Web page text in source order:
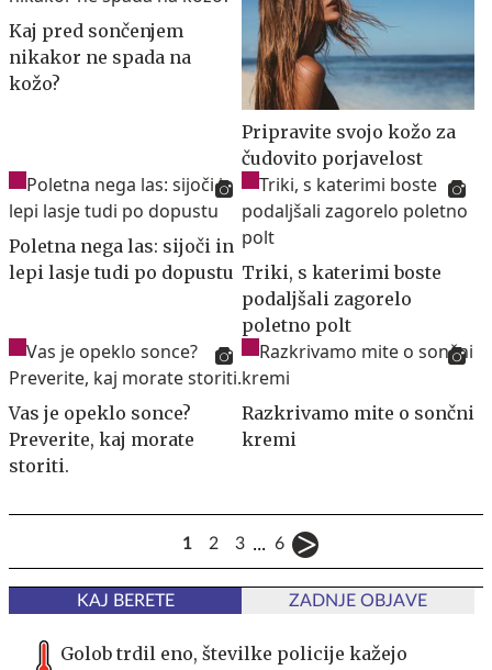
Kaj pred sončenjem
nikakor ne spada na
kožo?
Pripravite svojo kožo za
čudovito porjavelost
Poletna nega las: sijoči in
lepi lasje tudi po dopustu Triki, s katerimi boste
podaljšali zagorelo
poletno polt
Vas je opeklo sonce?
Preverite, kaj morate
storiti.
Razkrivamo mite o sončni
kremi
1 2 3 ... 6
KAJ BERETE ZADNJE OBJAVE
Golob trdil eno, številke policije kažejo